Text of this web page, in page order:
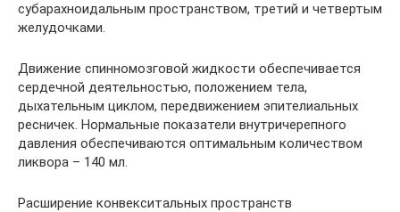
субарахноидальным пространством, третий и четвертым
желудочками.
Движение спинномозговой жидкости обеспечивается
сердечной деятельностью, положением тела,
дыхательным циклом, передвижением эпителиальных
ресничек. Нормальные показатели внутричерепного
давления обеспечиваются оптимальным количеством
ликвора – 140 мл.
Расширение конвекситальных пространств